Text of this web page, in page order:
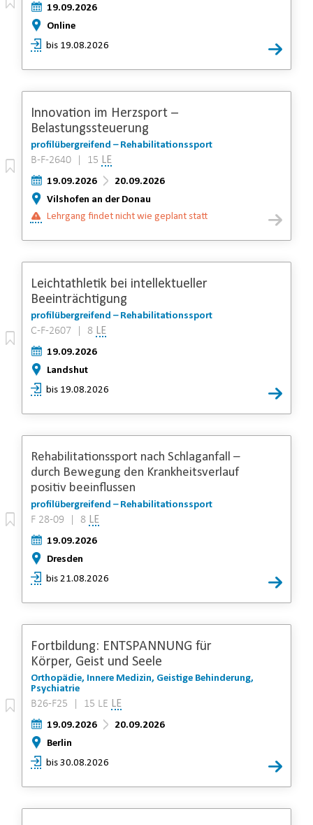
19.09.2026
Online
bis 19.08.2026
Innovation im Herzsport –
Belastungssteuerung
profilübergreifend – Rehabilitationssport
B-F-2640 | 15 LE
19.09.2026
20.09.2026
Vilshofen an der Donau
Lehrgang findet nicht wie geplant statt
Leichtathletik bei intellektueller
Beeinträchtigung
profilübergreifend – Rehabilitationssport
C-F-2607 | 8 LE
19.09.2026
Landshut
bis 19.08.2026
Rehabilitationssport nach Schlaganfall –
durch Bewegung den Krankheitsverlauf
positiv beeinflussen
profilübergreifend – Rehabilitationssport
F 28-09 | 8 LE
19.09.2026
Dresden
bis 21.08.2026
Fortbildung: ENTSPANNUNG für
Körper, Geist und Seele
Orthopädie, Innere Medizin, Geistige Behinderung,
Psychiatrie
B26-F25 | 15 LE LE
19.09.2026
20.09.2026
Berlin
bis 30.08.2026